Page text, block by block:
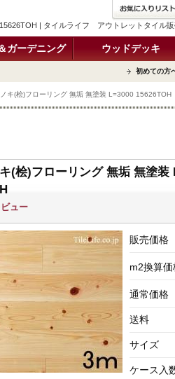
| タイルライフ アウトレットタイル販
ガーデニング ウッドデッキ
初めての方
キ(桧)フローリング 無垢 無塗装 L=3000 15626TOH
(桧)フローリング 無垢 無塗装
ュー
販売価格
m2換算価
通常価格
送料
サイズ
ケース入